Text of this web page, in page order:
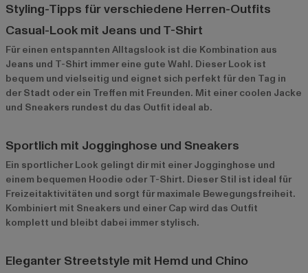
Styling-Tipps für verschiedene Herren-Outfits
Casual-Look mit Jeans und T-Shirt
Für einen entspannten Alltagslook ist die Kombination aus
Jeans und T-Shirt immer eine gute Wahl. Dieser Look ist
bequem und vielseitig und eignet sich perfekt für den Tag in
der Stadt oder ein Treffen mit Freunden. Mit einer coolen Jacke
und Sneakers rundest du das Outfit ideal ab.
Sportlich mit Jogginghose und Sneakers
Ein sportlicher Look gelingt dir mit einer Jogginghose und
einem bequemen Hoodie oder T-Shirt. Dieser Stil ist ideal für
Freizeitaktivitäten und sorgt für maximale Bewegungsfreiheit.
Kombiniert mit Sneakers und einer Cap wird das Outfit
komplett und bleibt dabei immer stylisch.
Eleganter Streetstyle mit Hemd und Chino